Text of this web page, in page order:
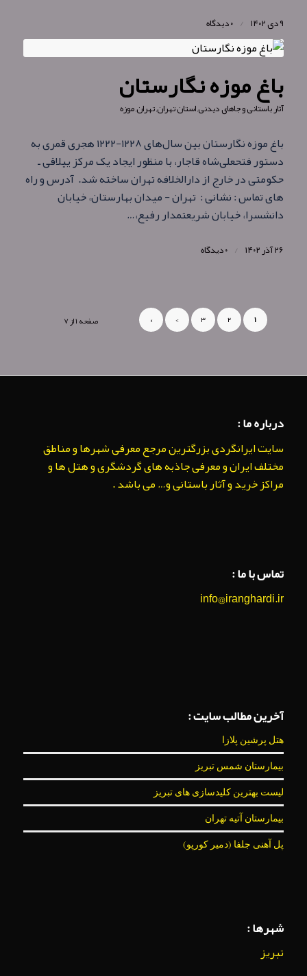
۹ دی ۱۴۰۲ / ۰ دیدگاه
باغ موزه نگارستان
آثار باستانی و جاهای دیدنی,استان تهران,تهران,موزه
باغ موزه نگارستان بین سال‌های ۱۲۲۸-۱۲۲۲ هجری قمری به
دستور فتحعلی‌شاه قاجار، با منظور ایجاد یک مرکز ییلاقی ـ
حکومتی در خارج از دارالخلافه تهران ساخته شد. آدرس و راه
های تماس : نشانی : تهران - میدان بهارستان، خیابان
دانشسرا، خیابان شریعتمدار رفیع،…
۲۶ آذر ۱۴۰۲ / ۰ دیدگاه
صفحه ۱ از ۷ ۱ ۲ ۳ ›
»
درباره ما :
سایت ایرانگردی بزرگترین مرجع معرفی شهرها و مناطق
مختلف ایران و معرفی جاذبه های گردشگری و هتل ها و
مراکز خرید و آثار باستانی و… می باشد .
تماس با ما :
info@iranghardi.ir
آخرین مطالب سایت :
هتل پرشین پلازا
بیمارستان شمس تبریز
لیست بهترین کلیدسازی های تبریز
بیمارستان آتیه تهران
پل آهنی جلفا (دمیر کورپو)
شهرها :
تبریز